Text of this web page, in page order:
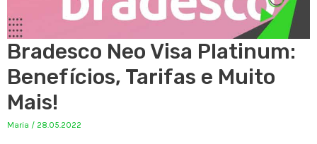
Bradesco Neo Visa Platinum:
Benefícios, Tarifas e Muito
Mais!
Maria / 28.05.2022